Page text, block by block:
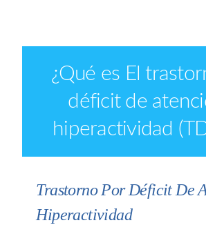
¿Qué es El
déficit de
hiperactividad
Trastorno Por Déficit De
Hiperactividad